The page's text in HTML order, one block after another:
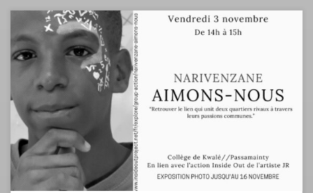
Ce projet co-construit entre deux collèges de Mayotte est une action
de l’Inside Out Project de l’artiste JR visant à créer du lien entre les
élèves et à porter un regard sur cet Autre pour l’accepter dans sa
singularité. Les deux liens suivants peuvent accompagner les collègues
désireux de réaliser des […]